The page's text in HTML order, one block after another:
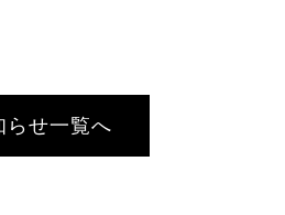
らせ一覧へ